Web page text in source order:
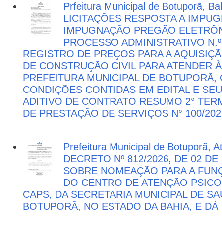
Prfeitura Municipal de Botuporã,
LICITAÇÕES RESPOSTA A
IMPUGNAÇÃO PREGÃO
PROCESSO ADMINISTRATIVO
REGISTRO DE PREÇOS PARA A
DE CONSTRUÇÃO CIVIL PARA ATENDER
PREFEITURA MUNICIPAL DE
CONDIÇÕES CONTIDAS EM EDITAL E
ADITIVO DE CONTRATO RESUMO 2°
DE PRESTAÇÃO DE SERVIÇOS N° 100/
Prefeitura Municipal de Botuporã,
DECRETO Nº 812/2026, DE 02
SOBRE NOMEAÇÃO PARA A
DO CENTRO DE ATENÇÃO
CAPS, DA SECRETARIA MUNICIPAL DE
BOTUPORÃ, NO ESTADO DA BAHIA, E